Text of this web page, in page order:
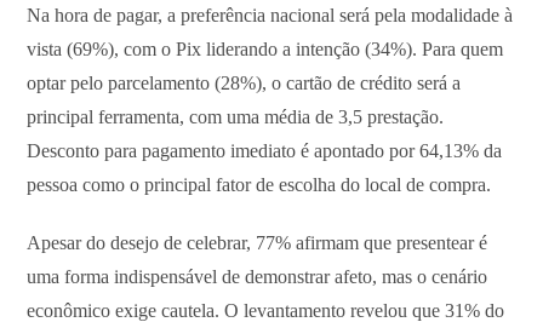
Na hora de pagar, a preferência nacional será pela modalidade à
vista (69%), com o Pix liderando a intenção (34%). Para quem
optar pelo parcelamento (28%), o cartão de crédito será a
principal ferramenta, com uma média de 3,5 prestação.
Desconto para pagamento imediato é apontado por 64,13% da
pessoa como o principal fator de escolha do local de compra.
Apesar do desejo de celebrar, 77% afirmam que presentear é
uma forma indispensável de demonstrar afeto, mas o cenário
econômico exige cautela. O levantamento revelou que 31% do